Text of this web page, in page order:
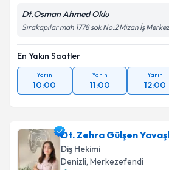
Dt.Osman Ahmed Oklu
Sırakapılar mah 1778 sok No:2 Mizan İş
En Yakın Saatler
Yarın
10:00
Yarın
11:00
Yarın
12:00
Dt. Zehra Gülşen
Diş Hekimi
Denizli, Merkezefendi